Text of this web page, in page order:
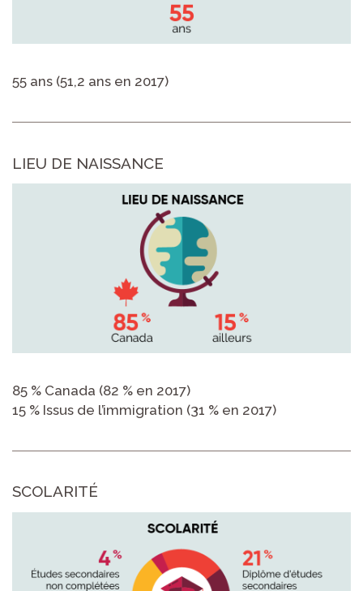
55 ans (51,2 ans en 2017)
LIEU DE NAISSANCE
85 % Canada (82 % en 2017)
15 % Issus de l’immigration (31 % en 2017)
SCOLARITÉ